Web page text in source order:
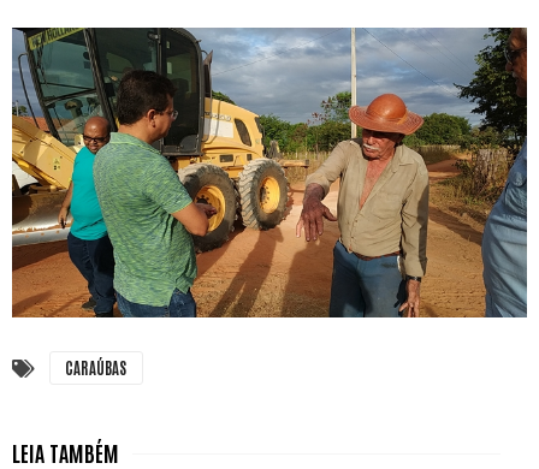
CARAÚBAS